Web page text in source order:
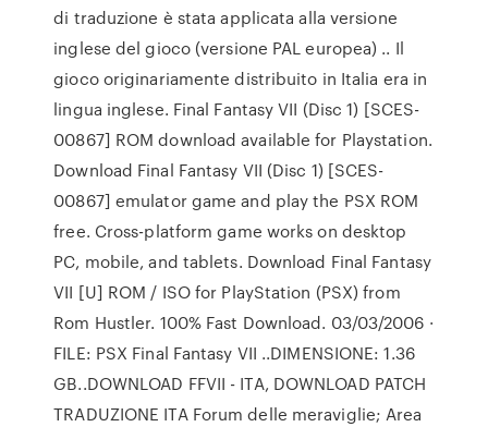
di traduzione è stata applicata alla versione
inglese del gioco (versione PAL europea) .. Il
gioco originariamente distribuito in Italia era in
lingua inglese. Final Fantasy VII (Disc 1) [SCES-
00867] ROM download available for Playstation.
Download Final Fantasy VII (Disc 1) [SCES-
00867] emulator game and play the PSX ROM
free. Cross-platform game works on desktop
PC, mobile, and tablets. Download Final Fantasy
VII [U] ROM / ISO for PlayStation (PSX) from
Rom Hustler. 100% Fast Download. 03/03/2006 ·
FILE: PSX Final Fantasy VII ..DIMENSIONE: 1.36
GB..DOWNLOAD FFVII - ITA, DOWNLOAD PATCH
TRADUZIONE ITA Forum delle meraviglie; Area